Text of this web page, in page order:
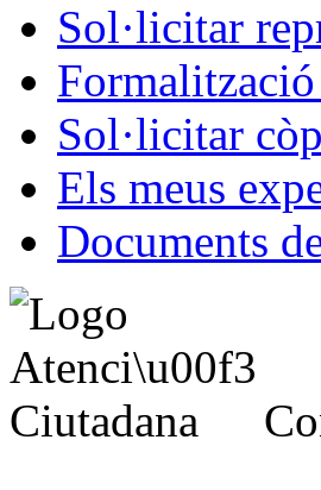
Sol·licitar
Sol·licitar
Els meus
Documents